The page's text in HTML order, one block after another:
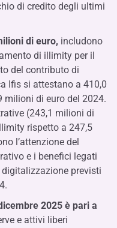
di credito degli ultimi
di euro, includono
di illimity per il
del contributo di
Ifis si attestano a 410,0
milioni di euro del 2024.
(243,1 milioni di
rispetto a 247,5
l’attenzione del
e i benefici legati
previsti
2025 è pari a
e attivi liberi